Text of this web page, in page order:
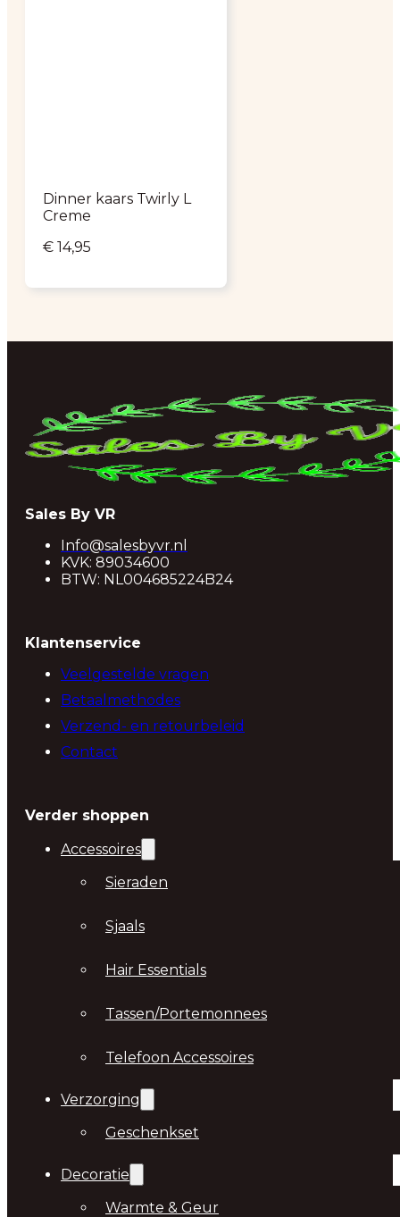
Dinner kaars Twirly L
Creme
€ 14,95
Sales By VR
Info@salesbyvr.nl
KVK: 89034600
BTW: NL004685224B24
Klantenservice
Veelgestelde vragen
Betaalmethodes
Verzend- en retourbeleid
Contact
Verder shoppen
Accessoires
Sieraden
Sjaals
Hair Essentials
Tassen/Portemonnees
Telefoon Accessoires
Verzorging
Geschenkset
Decoratie
Warmte & Geur